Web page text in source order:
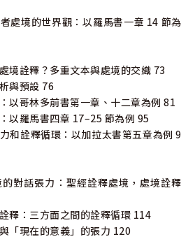
處境的世界觀：以羅馬書一章 14 節為
境詮釋？多重文本與處境的交織 73
與預設 76
以哥林多前書第一章、十二章為例 81
以羅馬書四章 17–25 節為例 95
和詮釋循環：以加拉太書第五章為例 9
對話張力：聖經詮釋處境，處境詮釋
釋：三方面之間的詮釋循環 114
「現在的意義」的張力 120